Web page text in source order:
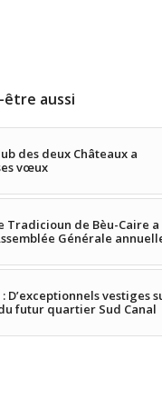
être aussi
des deux Châteaux a
vœux
Tradicioun de Bèu-Caire a
Générale
D’exceptionnels vestiges
futur quartier Sud Canal